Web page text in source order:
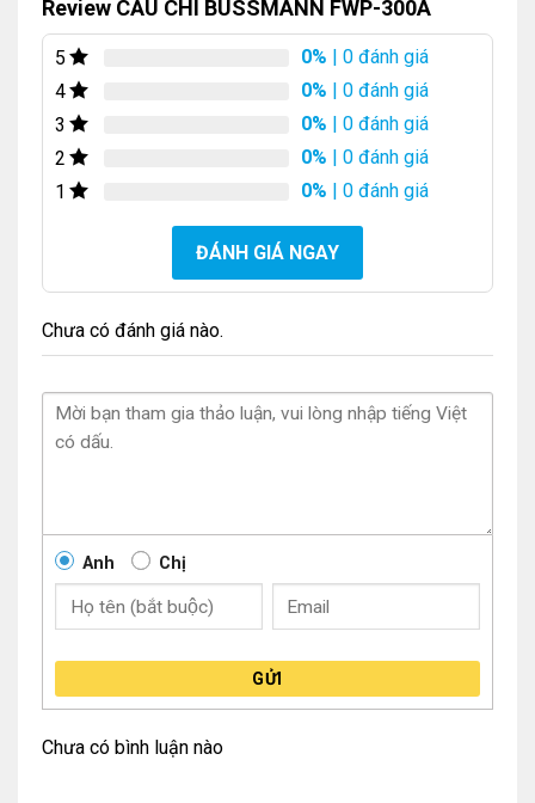
Review CẦU CHÌ BUSSMANN FWP-300A
5 0% | 0 đánh giá
4
0% | 0 đánh giá
3
0% | 0 đánh giá
2
0% | 0 đánh giá
1
0% | 0 đánh giá
ĐÁNH GIÁ NGAY
Chưa có đánh giá nào.
Anh Chị
GỬI
Chưa có bình luận nào